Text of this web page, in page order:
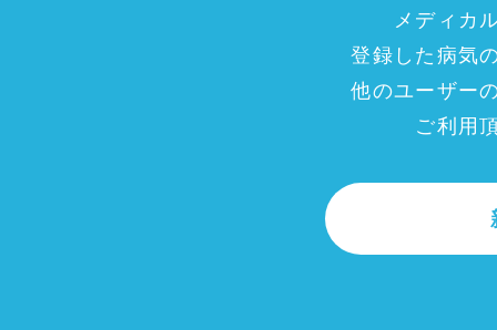
メディカ
登録した病気
他のユーザー
ご利用